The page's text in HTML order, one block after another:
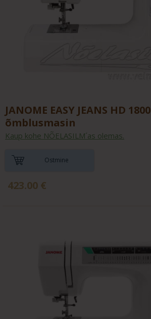
JANOME EASY JEANS HD 1800
õmblusmasin
Kaup kohe NÕELASILM´as olemas.
Ostmine
423.00 €